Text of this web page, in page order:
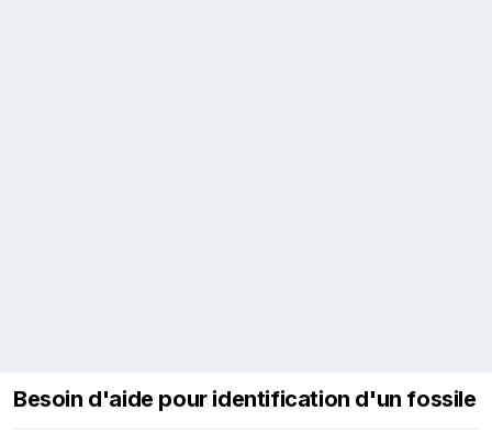
Besoin d'aide pour identification d'un fossile